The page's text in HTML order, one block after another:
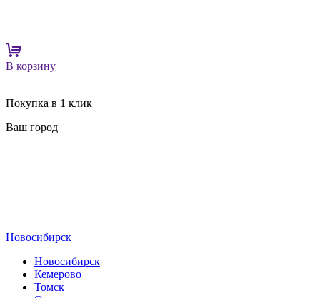
В корзину
Покупка в 1 клик
Ваш город
Новосибирск
Новосибирск
Кемерово
Томск